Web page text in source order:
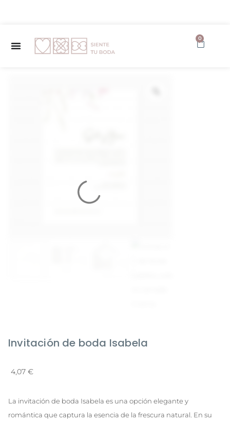
0
Invitación de boda Isabela
4,07 €
La invitación de boda Isabela es una opción elegante y
romántica que captura la esencia de la frescura natural. En su